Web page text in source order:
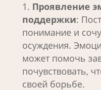
Проявление
поддержки:
понимание и
осуждения.
может помочь
почувствовать,
своей борьбе.